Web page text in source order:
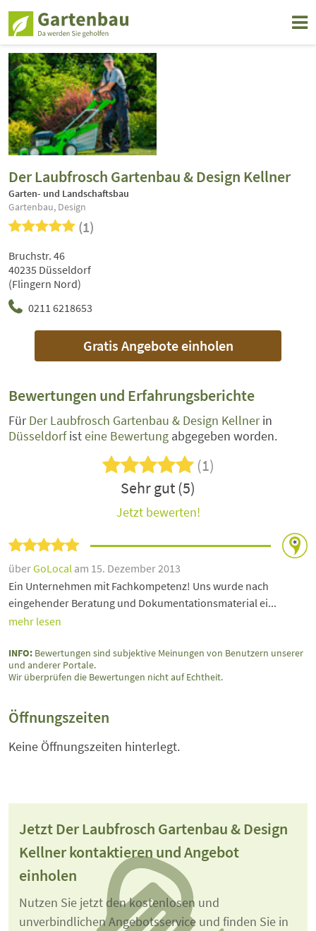
Der Laubfrosch Gartenbau & Design Kellner
Garten- und Landschaftsbau
Gartenbau, Design
(1)
0211 6218653
Bruchstr. 46
40235 Düsseldorf
(Flingern Nord)
Gratis Angebote einholen
Bewertungen und Erfahrungsberichte
FürDer Laubfrosch Gartenbau & Design Kellnerin
Düsseldorfisteine Bewertung abgegeben worden.
(1)
Sehr gut (5)
Jetzt bewerten!
überGoLocal am 15. Dezember 2013
Ein Unternehmen mit Fachkompetenz! Uns wurde nach
eingehender Beratung und Dokumentationsmaterial ei...
mehr lesen
INFO: Bewertungen sind subjektive Meinungen von Benutzern unserer
und anderer Portale.
Wir überprüfen die Bewertungen nicht auf Echtheit.
Öffnungszeiten
Keine Öffnungszeiten hinterlegt.
Jetzt Der Laubfrosch Gartenbau & Design
Kellner kontaktieren und Angebot
einholen
Nutzen Sie jetzt den kostenlosen und
unverbindlichen Angebotsservice und finden Sie in